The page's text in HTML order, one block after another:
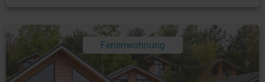
Ferienwohnung